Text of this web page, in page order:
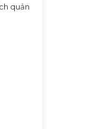
quản